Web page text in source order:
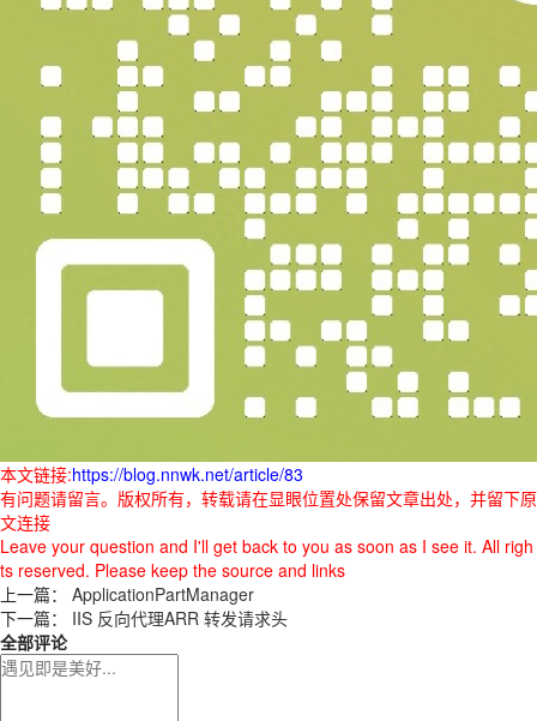
本文链接:https://blog.nnwk.net/article/83
有问题请留言。版权所有，转载请在显眼位置处保留文章出处，并留下原
文连接
Leave your question and I'll get back to you as soon as I see it. All righ
ts reserved. Please keep the source and links
上一篇： ApplicationPartManager
下一篇： IIS 反向代理ARR 转发请求头
全部评论